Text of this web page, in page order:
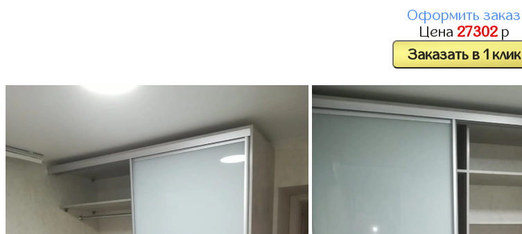
Оформить заказ
Цена 27302р
Заказать в 1 клик